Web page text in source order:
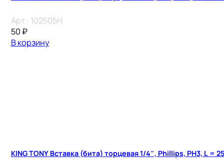
Арт.: 102505H
50 ₽
В корзину
KING TONY Вставка (бита) торцевая 1/4″, Phillips, PH3, L =